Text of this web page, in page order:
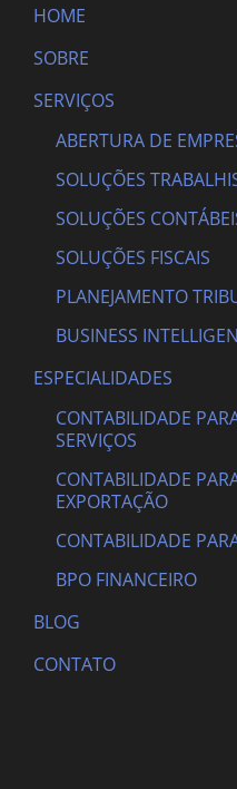
HOME
SOBRE
SERVIÇOS
ABERTURA DE
SOLUÇÕES
SOLUÇÕES
SOLUÇÕES FISCAIS
PLANEJAMENTO
BUSINESS
ESPECIALIDADES
CONTABILIDADE
SERVIÇOS
CONTABILIDADE
EXPORTAÇÃO
CONTABILIDADE
BPO FINANCEIRO
BLOG
CONTATO